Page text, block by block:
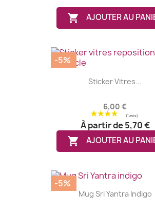
 AJOUTER AU
Sticker Vitres...
6,00 €
À partir de5,70 €
 AJOUTER AU
-5%
Mug Sri Yantra Indigo
-5%